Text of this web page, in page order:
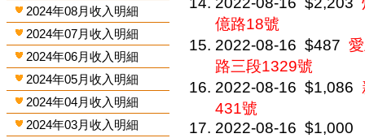
2024年08月收入明細
2024年07月收入明細
2024年06月收入明細
2024年05月收入明細
2024年04月收入明細
2024年03月收入明細
億路18號
2022-08-16 $487
路三段1329號
2022-08-16 $1,086
431號
2022-08-16 $1,000